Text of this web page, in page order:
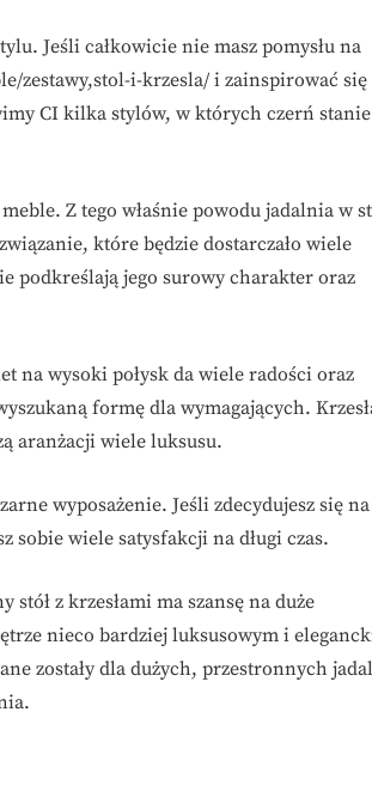
Jeśli całkowicie nie masz pomysłu na
zestawy,stol-i-krzesla/ i zainspirować się
CI kilka stylów, w których czerń
Z tego właśnie powodu jadalnia w
które będzie dostarczało wiele
podkreślają jego surowy charakter oraz
na wysoki połysk da wiele radości oraz
formę dla wymagających.
aranżacji wiele luksusu.
wyposażenie. Jeśli zdecydujesz się na
sobie wiele satysfakcji na długi czas.
z krzesłami ma szansę na duże
nieco bardziej luksusowym i
zostały dla dużych, przestronnych